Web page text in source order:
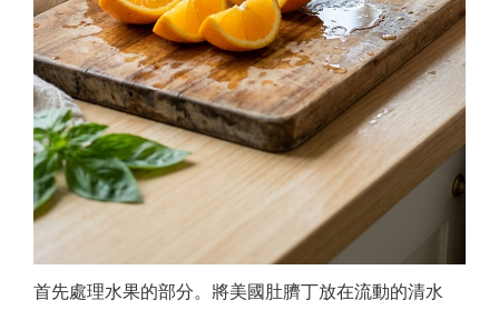
首先處理水果的部分。將美國肚臍丁放在流動的清水